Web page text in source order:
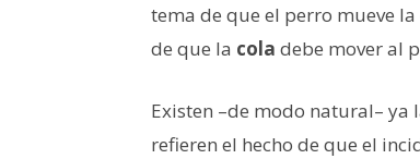
tema de que el perro mueve
de que la cola debe mover al
Existen –de modo natural– ya
refieren el hecho de que el